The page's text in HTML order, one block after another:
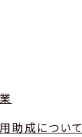
助成について